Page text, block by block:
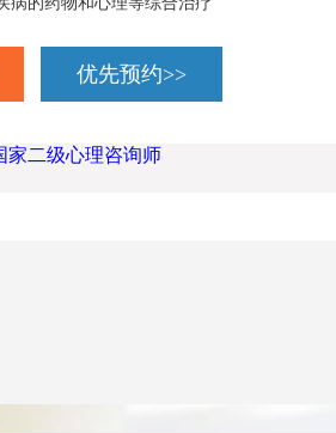
优先预约>>
家二级心理咨询师